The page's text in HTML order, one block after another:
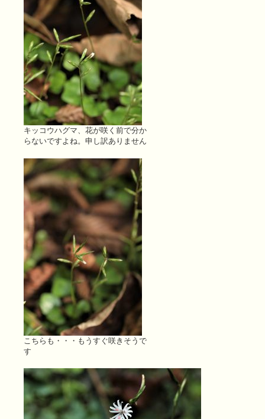
キッコウハグマ、花が咲く前で分か
らないですよね。申し訳ありません
こちらも・・・もうすぐ咲きそうで
す